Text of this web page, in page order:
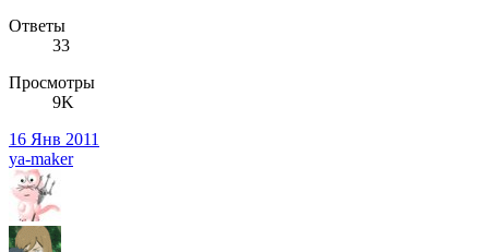
Ответы
33
Просмотры
9K
16 Янв 2011
ya-maker